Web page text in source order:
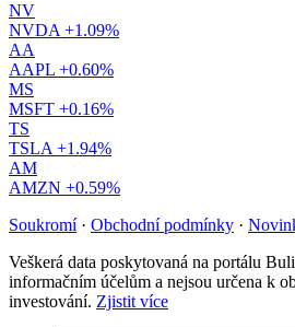
NV
NVDA +1.09%
AA
AAPL +0.60%
MS
MSFT +0.16%
TS
TSLA +1.94%
AM
AMZN +0.59%
Soukromí · Obchodní podmínky ·
Veškerá data poskytovaná na portálu
informačním účelům a nejsou určena k
investování. Zjistit více